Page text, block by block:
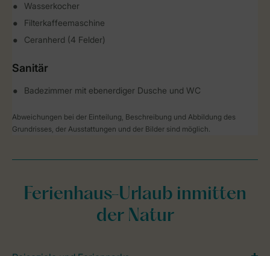
Wasserkocher
Filterkaffeemaschine
Ceranherd (4 Felder)
Sanitär
Badezimmer mit ebenerdiger Dusche und WC
Abweichungen bei der Einteilung, Beschreibung und Abbildung des
Grundrisses, der Ausstattungen und der Bilder sind möglich.
Ferienhaus-Urlaub inmitten
der Natur